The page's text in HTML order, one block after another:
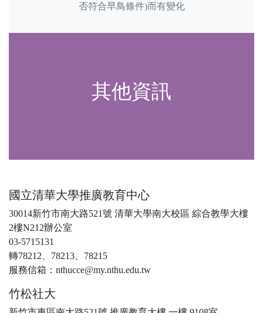
否符合早鳥條件)而有變化
其他資訊
國立清華大學推廣教育中心
30014新竹市南大路521號 清華大學南大校區 綜合教學大樓
2樓N212辦公室
03-5715131
轉78212、78213、78215
服務信箱：nthucce@my.nthu.edu.tw
竹松社大